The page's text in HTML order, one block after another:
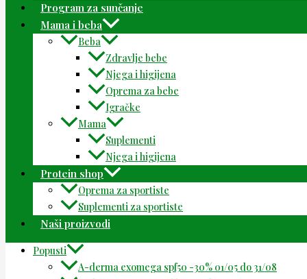
Program za sunčanje
Mama i beba
Beba
Zdravlje bebe
Njega i higijena
Oprema za bebe
Igračke
Mama
Suplementi
Njega i higijena
Protein shop
Oprema za sportiste
Suplementi za sportiste
Naši proizvodi
Popusti
A-derma exomega spf50 -30% 01/05 do 31/08